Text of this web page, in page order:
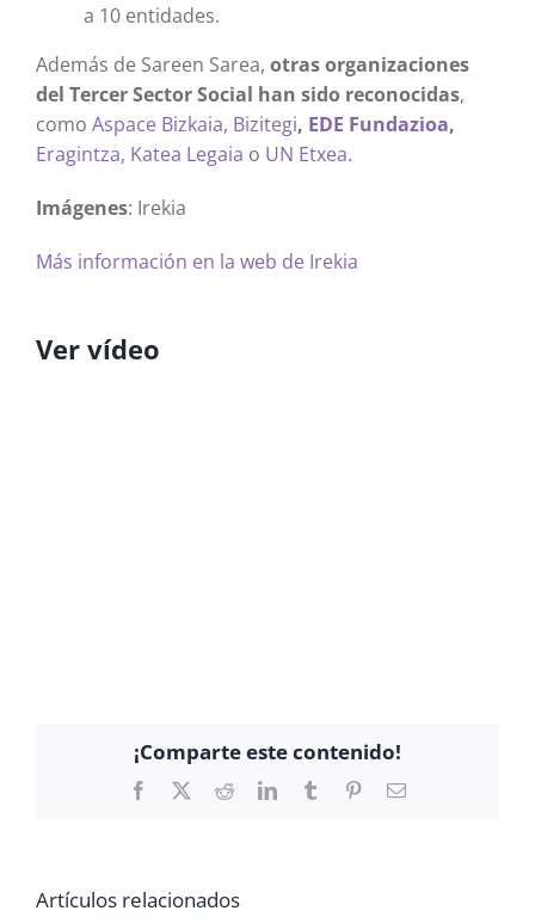
a 10 entidades.
Además de Sareen Sarea, otras organizaciones
del Tercer Sector Social han sido reconocidas,
como Aspace Bizkaia, Bizitegi, EDE Fundazioa,
Eragintza, Katea Legaia o UN Etxea.
Imágenes: Irekia
Más información en la web de Irekia
Ver vídeo
¡Comparte este contenido!
Facebook RedditLinkedInTumblr PinterestCorreo
Artículos relacionados